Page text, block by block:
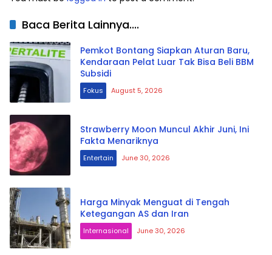
Baca Berita Lainnya....
Pemkot Bontang Siapkan Aturan Baru,
Kendaraan Pelat Luar Tak Bisa Beli BBM
Subsidi
Fokus August 5, 2026
Strawberry Moon Muncul Akhir Juni, Ini
Fakta Menariknya
Entertain June 30, 2026
Harga Minyak Menguat di Tengah
Ketegangan AS dan Iran
Internasional June 30, 2026